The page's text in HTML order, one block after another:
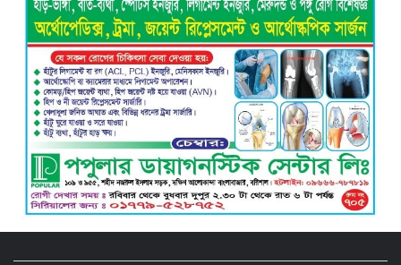
আগুনে দগ্ধ নারী-শিশুসহ ৩, তুলাতলা নদীতে
ঝাঁপ দিয়ে প্রাণ বাঁচানোর চেষ্টা